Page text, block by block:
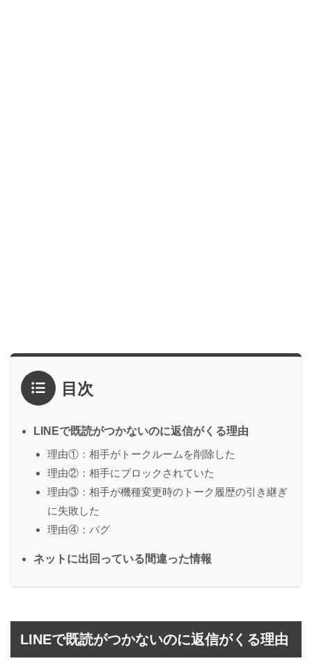
目次
LINEで既読がつかないのに返信がくる理由
理由①：相手がトークルームを削除した
理由②：相手にブロックされていた
理由③：相手が機種変更時のトーク履歴の引き継ぎ
に失敗した
理由④：バグ
ネットに出回っている間違った情報
LINEで既読がつかないのに返信がくる理由